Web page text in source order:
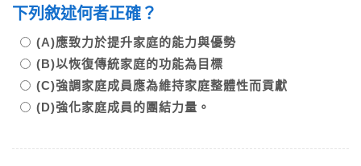
下列敘述何者正確？
(A)應致力於提升家庭的能力與優勢
(B)以恢復傳統家庭的功能為目標
(C)強調家庭成員應為維持家庭整體性而貢獻
(D)強化家庭成員的團結力量。